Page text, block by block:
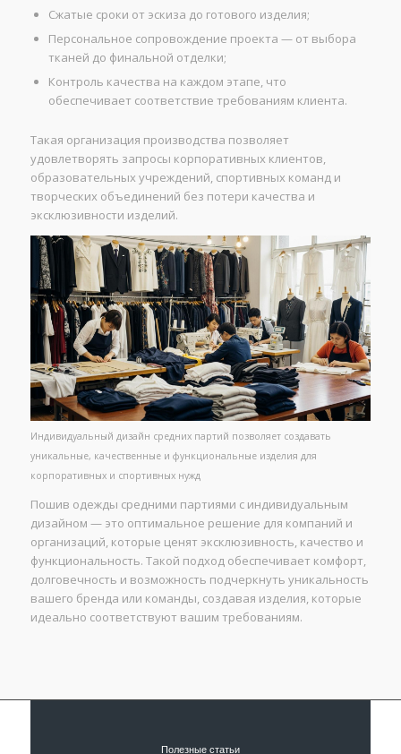
Сжатые сроки от эскиза до готового изделия;
Персональное сопровождение проекта — от выбора
тканей до финальной отделки;
Контроль качества на каждом этапе, что
обеспечивает соответствие требованиям клиента.
Такая организация производства позволяет
удовлетворять запросы корпоративных клиентов,
образовательных учреждений, спортивных команд и
творческих объединений без потери качества и
эксклюзивности изделий.
Индивидуальный дизайн средних партий позволяет создавать
уникальные, качественные и функциональные изделия для
корпоративных и спортивных нужд
Пошив одежды средними партиями с индивидуальным
дизайном — это оптимальное решение для компаний и
организаций, которые ценят эксклюзивность, качество и
функциональность. Такой подход обеспечивает комфорт,
долговечность и возможность подчеркнуть уникальность
вашего бренда или команды, создавая изделия, которые
идеально соответствуют вашим требованиям.
Полезные статьи